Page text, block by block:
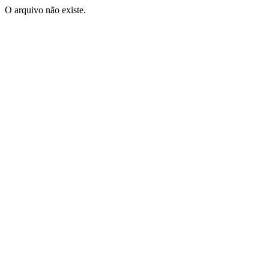
O arquivo não existe.